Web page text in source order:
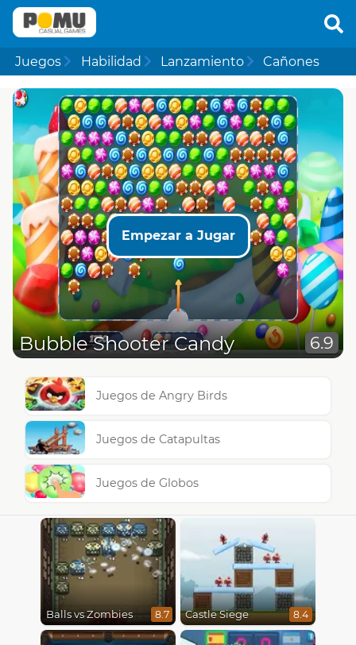
Juegos Habilidad Lanzamiento Cañones
Empezar a Jugar
Bubble Shooter Candy 6.9
Juegos de Angry Birds
Juegos de Catapultas
Juegos de Globos
Balls vs Zombies 8.7 Castle Siege 8.4